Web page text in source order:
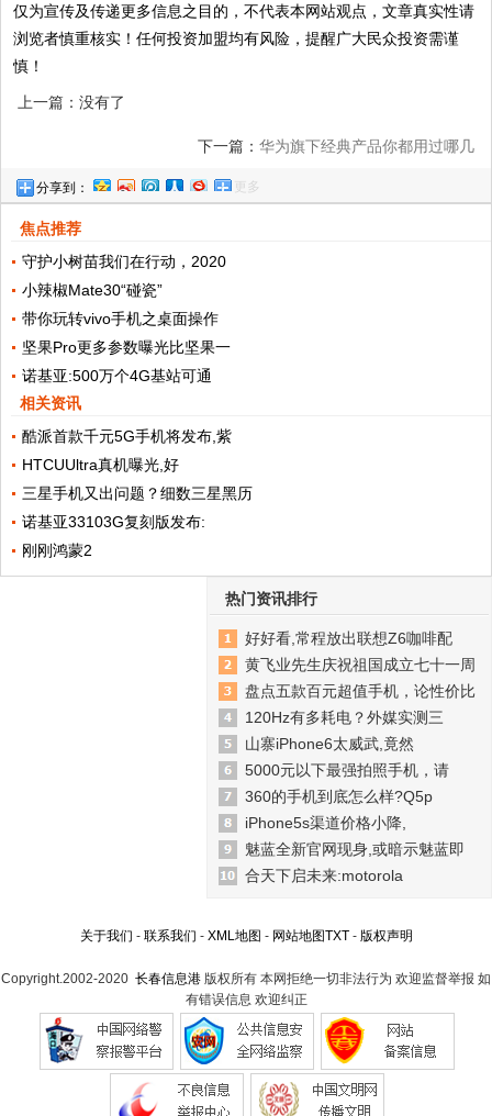
仅为宣传及传递更多信息之目的，不代表本网站观点，文章真实性请
浏览者慎重核实！任何投资加盟均有风险，提醒广大民众投资需谨
慎！
上一篇：没有了
下一篇： 华为旗下经典产品你都用过哪几
分享到： 更多
焦点推荐
守护小树苗我们在行动，2020
小辣椒Mate30“碰瓷”
带你玩转vivo手机之桌面操作
坚果Pro更多参数曝光比坚果一
诺基亚:500万个4G基站可通
相关资讯
酷派首款千元5G手机将发布,紫
HTCUUltra真机曝光,好
三星手机又出问题？细数三星黑历
诺基亚33103G复刻版发布:
刚刚鸿蒙2
热门资讯排行
好好看,常程放出联想Z6咖啡配
黄飞业先生庆祝祖国成立七十一周
盘点五款百元超值手机，论性价比
120Hz有多耗电？外媒实测三
山寨iPhone6太威武,竟然
5000元以下最强拍照手机，请
360的手机到底怎么样?Q5p
iPhone5s渠道价格小降,
魅蓝全新官网现身,或暗示魅蓝即
合天下启未来:motorola
关于我们 - 联系我们 - XML地图 - 网站地图TXT- 版权声明
Copyright.2002-2020 长春信息港 版权所有 本网拒绝一切非法行为 欢迎监督举报 如
有错误信息 欢迎纠正